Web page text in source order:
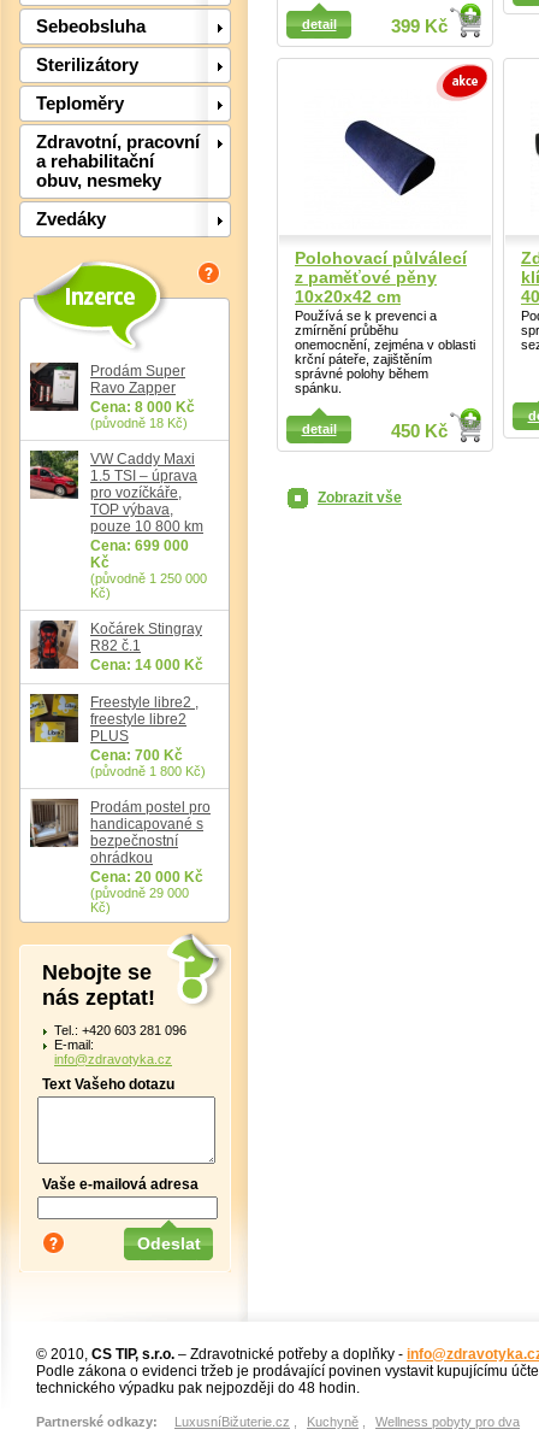
Sebeobsluha
Sterilizátory
Teploměry
Zdravotní, pracovní
a rehabilitační
obuv, nesmeky
Zvedáky
Prodám Super
Ravo Zapper
Cena: 8 000 Kč
(původně 18 Kč)
VW Caddy Maxi
1.5 TSI – úprava
pro vozíčkáře,
TOP výbava,
pouze 10 800 km
Cena: 699 000
Kč
(původně 1 250 000
Kč)
Kočárek Stingray
R82 č.1
Cena: 14 000 Kč
Freestyle libre2 ,
freestyle libre2
PLUS
Cena: 700 Kč
(původně 1 800 Kč)
Prodám postel pro
handicapované s
bezpečnostní
ohrádkou
Cena: 20 000 Kč
(původně 29 000
Kč)
Nebojte se
nás zeptat!
Tel.: +420 603 281 096
E-mail:
info@zdravotyka.cz
Text Vašeho dotazu
Vaše e-mailová adresa
399 Kč
detail
Polohovací půlválecí
z paměťové pěny
10x20x42 cm
Používá se k prevenci a
zmírnění průběhu
onemocnění, zejména v oblasti
krční páteře, zajištěním
správné polohy během
spánku.
450 Kč
detail
Detail
Detail
Zobrazit vše
© 2010, CS TIP, s.r.o. – Zdravotnické potřeby a doplňky -
Podle zákona o evidenci tržeb je prodávající povinen vystavit kupujícímu
technického výpadku pak nejpozději do 48 hodin.
Partnerské odkazy: LuxusníBižuterie.cz Kuchyně Wellness pobyty pro dva